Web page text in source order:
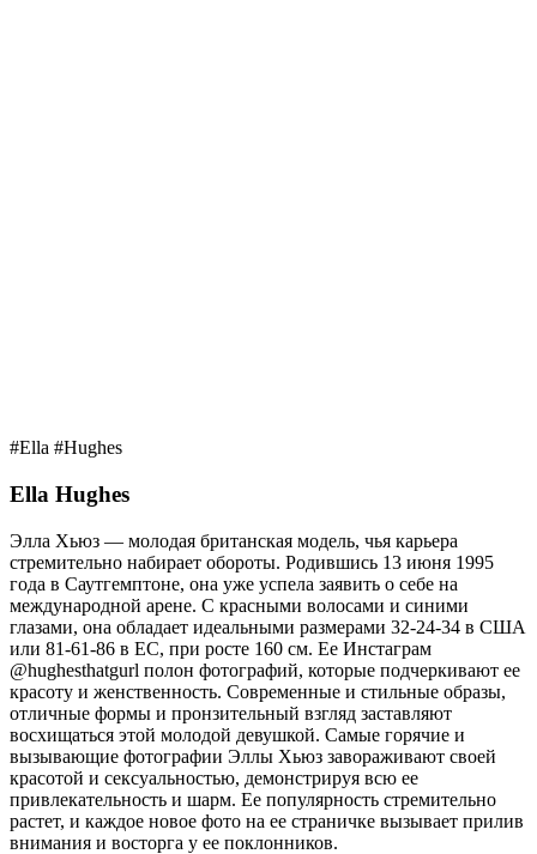
#Ella #Hughes
Ella Hughes
Элла Хьюз — молодая британская модель, чья карьера
стремительно набирает обороты. Родившись 13 июня 1995
года в Саутгемптоне, она уже успела заявить о себе на
международной арене. С красными волосами и синими
глазами, она обладает идеальными размерами 32-24-34 в США
или 81-61-86 в ЕС, при росте 160 см. Ее Инстаграм
@hughesthatgurl полон фотографий, которые подчеркивают ее
красоту и женственность. Современные и стильные образы,
отличные формы и пронзительный взгляд заставляют
восхищаться этой молодой девушкой. Самые горячие и
вызывающие фотографии Эллы Хьюз завораживают своей
красотой и сексуальностью, демонстрируя всю ее
привлекательность и шарм. Ее популярность стремительно
растет, и каждое новое фото на ее страничке вызывает прилив
внимания и восторга у ее поклонников.